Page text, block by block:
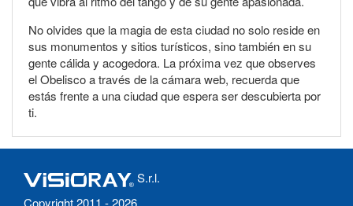
No olvides que la magia de esta ciudad no solo reside en
sus monumentos y sitios turísticos, sino también en su
gente cálida y acogedora. La próxima vez que observes
el Obelisco a través de la cámara web, recuerda que
estás frente a una ciudad que espera ser descubierta por
ti.
S.r.l.